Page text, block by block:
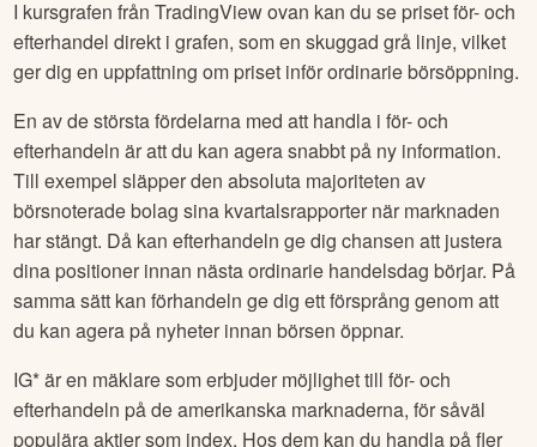
och pågår fram till öppning 15.30. Efterhandeln börjar efter
stängning kl. 22.00 svensk tid och pågår till 02.00.
efterhandel direkt i grafen, som en skuggad grå linje, vilket
ger dig en uppfattning om priset inför ordinarie börsöppning.
En av de största fördelarna med att handla i för- och
efterhandeln är att du kan agera snabbt på ny information.
Till exempel släpper den absoluta majoriteten av
börsnoterade bolag sina kvartalsrapporter när marknaden
har stängt. Då kan efterhandeln ge dig chansen att justera
samma sätt kan förhandeln ge dig ett försprång genom att
du kan agera på nyheter innan börsen öppnar.